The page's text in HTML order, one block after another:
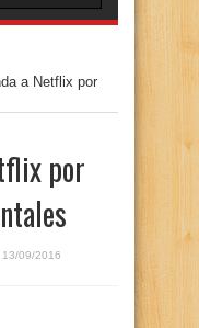
a Netflix por
por
13/09/2016